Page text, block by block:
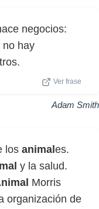
negocios:
no hay
Ver frase
Adam Smith
los animal es.
y la salud.
Morris
organización de